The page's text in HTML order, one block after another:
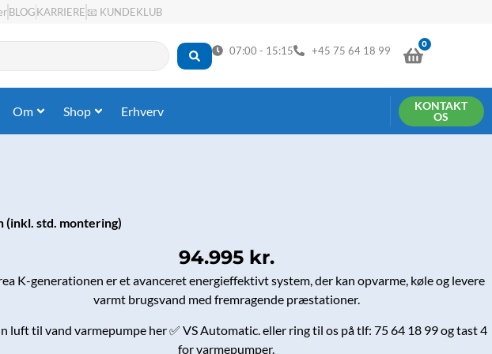
BLOGKARRIERE 📧 KUNDEKLUB
07:00 - 15:15 +45 75 64 18 99
0
KURV
Om Shop Erhverv
KONTAKT
OS
(inkl. std. montering)
94.995 kr.
K-generationen er et avanceret energieffektivt system, der kan opvarme, køle og levere
varmt brugsvand med fremragende præstationer.
luft til vand varmepumpe her ✅ VS Automatic. eller ring til os på tlf: 75 64 18 99 og tast 4
for varmepumper.